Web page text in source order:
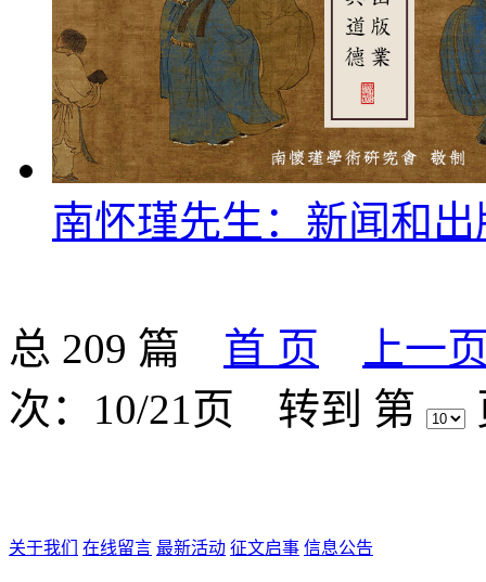
南怀瑾先生：新闻和
总 209 篇 首 页
上一
次：10/21页
转到 第
关于我们 在线留言 最新活动 征文启事 信息公告